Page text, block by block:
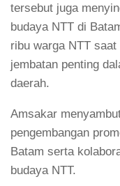
tersebut juga
budaya NTT di
ribu warga NTT
jembatan penting
daerah.
Amsakar
pengembangan
Batam serta
budaya NTT.